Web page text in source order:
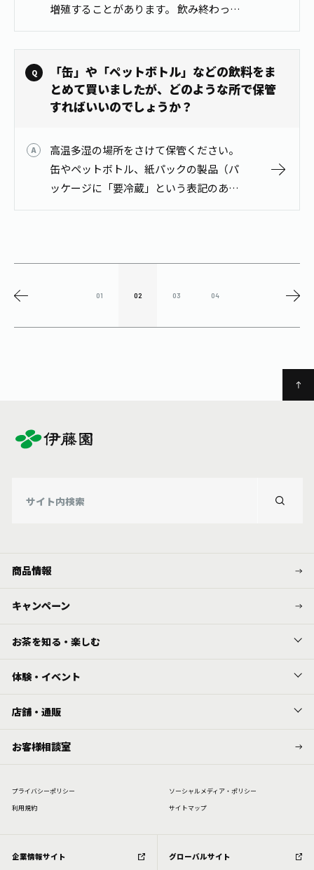
増殖することがあります。 飲み終わった
容器は、速やかに水洗いをし、お住いの
市町村に従って分別排出をお願いしま
す。
「缶」や「ペットボトル」などの飲料をま
とめて買いましたが、どのような所で保管
すればいいのでしょうか？
高温多湿の場所をさけて保管ください。
缶やペットボトル、紙パックの製品（パ
ッケージに「要冷蔵」という表記のある
ものを除く）は、未開封であれば常温で
01 02 03 04
商品情報
キャンペーン
お茶を知る・楽しむ
体験・イベント
店舗・通販
お客様相談室
プライバシーポリシー
ソーシャルメディア・ポリシー
利⽤規約
サイトマップ
企業情報サイト グローバルサイト